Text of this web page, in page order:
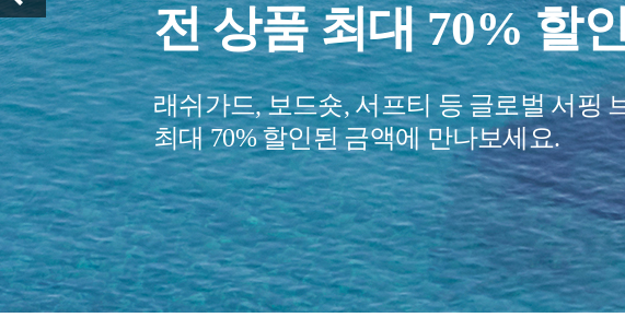
브랜드 제품을